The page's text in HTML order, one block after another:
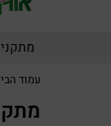
עמוד